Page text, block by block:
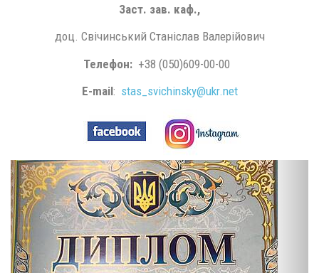
Заст. зав. каф.,
доц. Свічинський Станіслав Валерійович
Телефон: +38 (050)609-00-00
E-mail: stas_svichinsky@ukr.net